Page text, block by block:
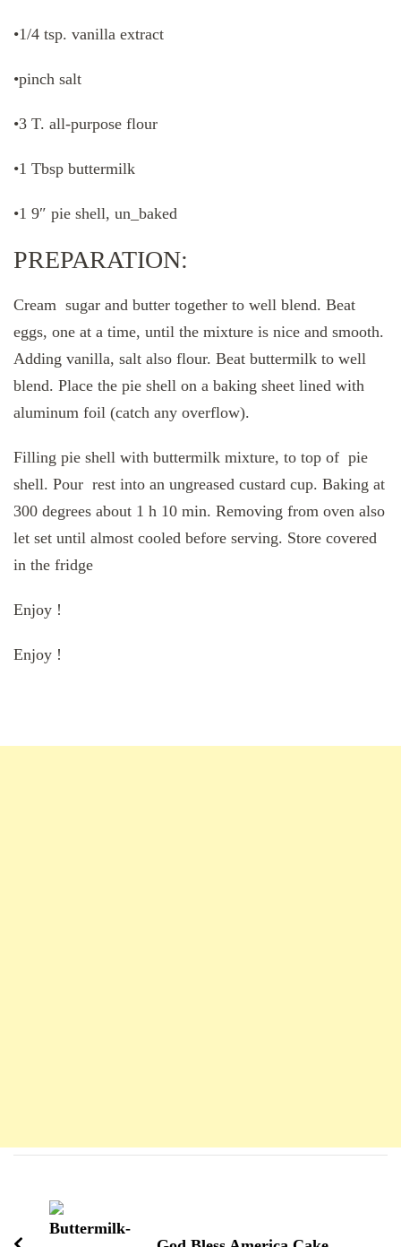
•1/4 tsp. vanilla extract
•pinch salt
•3 T. all-purpose flour
•1 Tbsp buttermilk
•1 9″ pie shell, un_baked
PREPARATION:
Cream sugar and butter together to well blend. Beat
eggs, one at a time, until the mixture is nice and smooth.
Adding vanilla, salt also flour. Beat buttermilk to well
blend. Place the pie shell on a baking sheet lined with
aluminum foil (catch any overflow).
Filling pie shell with buttermilk mixture, to top of pie
shell. Pour rest into an ungreased custard cup. Baking at
300 degrees about 1 h 10 min. Removing from oven also
let set until almost cooled before serving. Store covered
in the fridge
Enjoy !
Enjoy !
d'article